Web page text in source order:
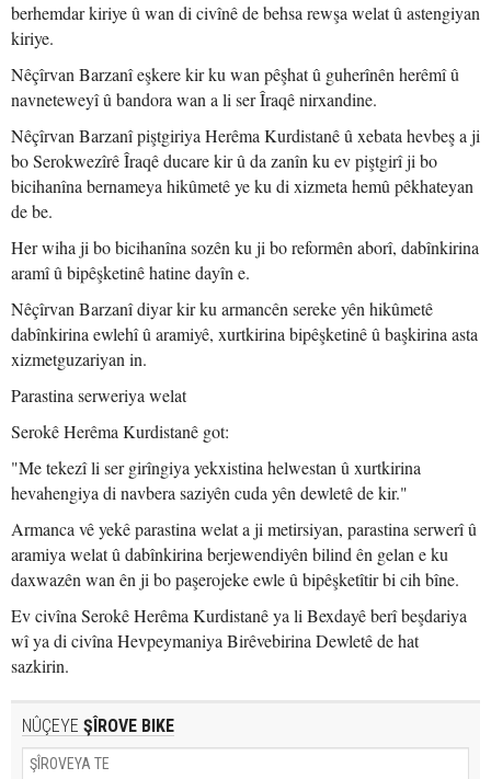
berhemdar kiriye û wan di civînê de behsa rewşa welat û astengiyan
kiriye.
Nêçîrvan Barzanî eşkere kir ku wan pêşhat û guherînên herêmî û
navneteweyî û bandora wan a li ser Îraqê nirxandine.
Nêçîrvan Barzanî piştgiriya Herêma Kurdistanê û xebata hevbeş a ji
bo Serokwezîrê Îraqê ducare kir û da zanîn ku ev piştgirî ji bo
bicihanîna bernameya hikûmetê ye ku di xizmeta hemû pêkhateyan
de be.
Her wiha ji bo bicihanîna sozên ku ji bo reformên aborî, dabînkirina
aramî û bipêşketinê hatine dayîn e.
Nêçîrvan Barzanî diyar kir ku armancên sereke yên hikûmetê
dabînkirina ewlehî û aramiyê, xurtkirina bipêşketinê û başkirina asta
xizmetguzariyan in.
Parastina serweriya welat
Serokê Herêma Kurdistanê got:
"Me tekezî li ser girîngiya yekxistina helwestan û xurtkirina
hevahengiya di navbera saziyên cuda yên dewletê de kir."
Armanca vê yekê parastina welat a ji metirsiyan, parastina serwerî û
aramiya welat û dabînkirina berjewendiyên bilind ên gelan e ku
daxwazên wan ên ji bo paşerojeke ewle û bipêşketîtir bi cih bîne.
Ev civîna Serokê Herêma Kurdistanê ya li Bexdayê berî beşdariya
wî ya di civîna Hevpeymaniya Birêvebirina Dewletê de hat
sazkirin.
NÛÇEYE ŞÎROVE BIKE